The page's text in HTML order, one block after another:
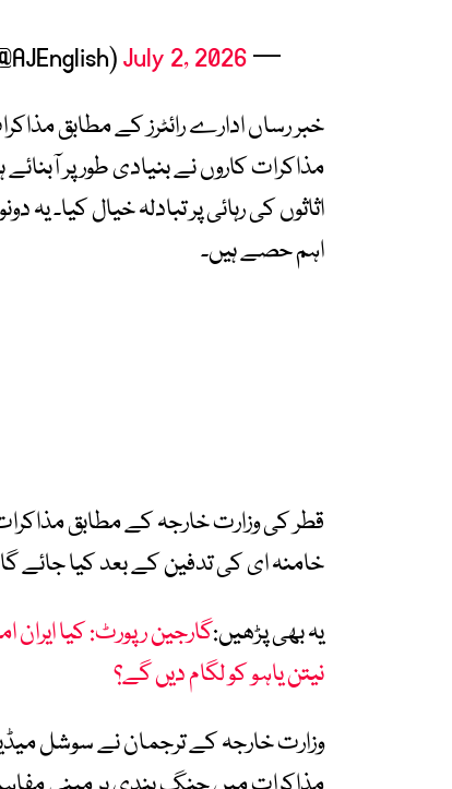
— Al Jazeera English (@AJEnglish)
July 2, 2026
خبر رساں ادارے رائٹرز کے مطابق
مذاکرات کاروں نے بنیادی طور پر
اہم حصے ہیں۔
قطر کی وزارت خارجہ کے مطابق
خامنہ ای کی تدفین کے بعد کیا جائے گا، جنہیں 9 جولائی کو سپرد
یہ بھی پڑھیں:گارجین رپورٹ: کیا ایران
نیتن یاہو کو لگام دیں گے؟
وزارت خارجہ کے ترجمان نے سوشل